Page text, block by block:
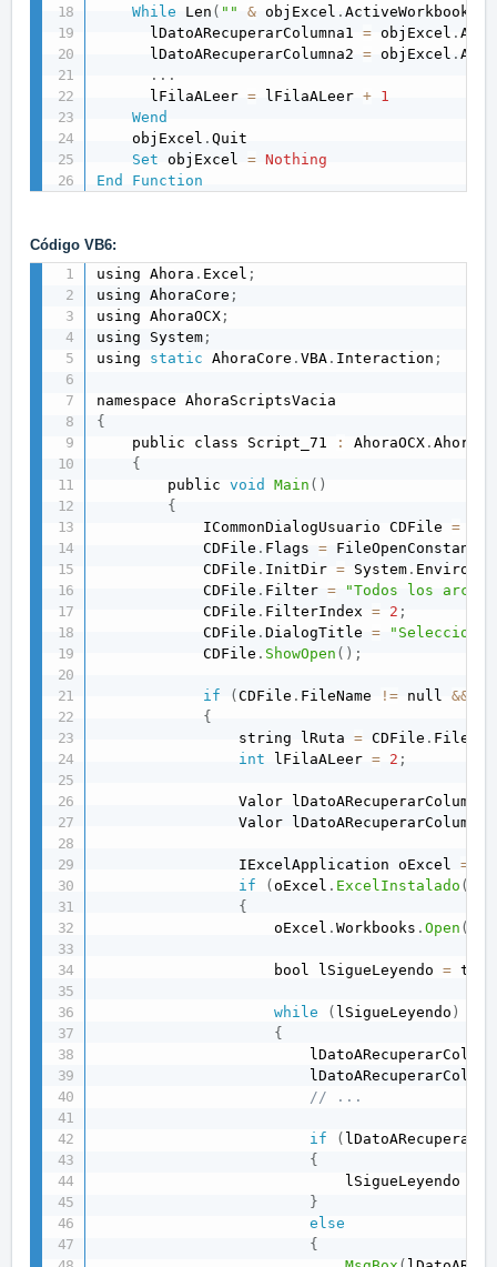
While Len ( "" & objExcel .ActiveWorkbook
      lDatoARecuperarColumna1
= objExcel .
      lDatoARecuperarColumna2
= objExcel .
. . .
      lFilaALeer
= lFilaALeer + 1
Wend
    objExcel
.Quit
Set objExcel = Nothing
End
Function
Código VB6:
using Ahora . Excel ;
using AhoraCore ;
using AhoraOCX ;
using System ;
using static AhoraCore .VBA . Interaction ;
{
    public class Script_71
: AhoraOCX .
{
        public
void Main ( )
{
            ICommonDialogUsuario CDFile
=
            CDFile
. Flags = FileOpenConstants
            CDFile
. InitDir = System .
            CDFile
. Filter =
"Todos los
            CDFile
. FilterIndex = 2 ;
            CDFile
.DialogTitle =
            CDFile
.ShowOpen ( ) ;
if (CDFile . FileName != null &&
{
                string lRuta
= CDFile .
int lFilaALeer = 2 ;
                Valor lDatoARecuperarColumna1
                Valor lDatoARecuperarColumna2
                IExcelApplication oExcel
=
if
(oExcel . ExcelInstalado (
{
                    oExcel
.Workbooks .Open (
                    bool lSigueLeyendo
= true
while ( lSigueLeyendo )
{
// ...
if (
{
                            lSigueLeyendo
}
else
{